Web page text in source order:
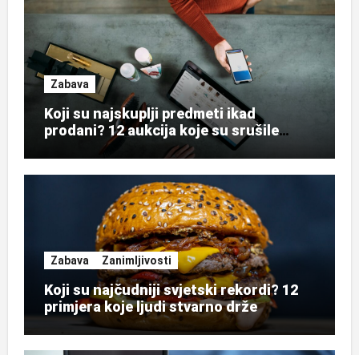
Zabava
Koji su najskuplji predmeti ikad
prodani? 12 aukcija koje su srušile
Zabava Zanimljivosti
Koji su najčudniji svjetski rekordi? 12
primjera koje ljudi stvarno drže